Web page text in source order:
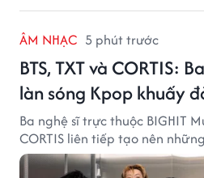
ÂM NHẠC 5 phút trước
BTS, TXT và CORTIS:
làn sóng Kpop khuấy
Ba nghệ sĩ trực thuộc BIGHIT
CORTIS liên tiếp tạo nên